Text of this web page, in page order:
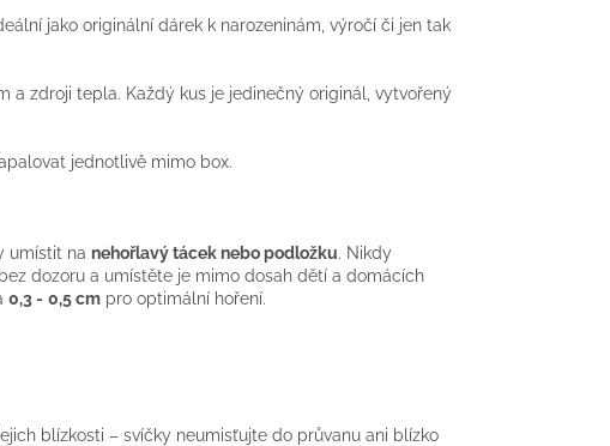
jako originální dárek k narozeninám, výročí či jen tak
zdroji tepla. Každý kus je jedinečný originál, vytvořený
jednotlivě mimo box.
umístit na nehořlavý tácek nebo podložku. Nikdy
dozoru a umístěte je mimo dosah dětí a domácích
0,3 - 0,5 cm pro optimální hoření.
blízkosti – svíčky neumisťujte do průvanu ani blízko